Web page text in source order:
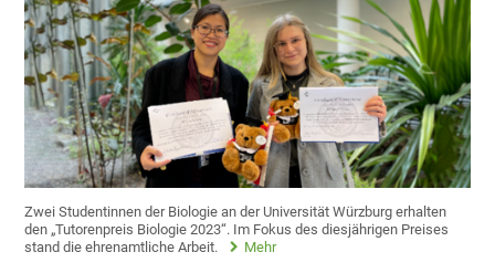
Zwei Studentinnen der Biologie an der Universität Würzburg erhalten
den „Tutorenpreis Biologie 2023“. Im Fokus des diesjährigen Preises
stand die ehrenamtliche Arbeit.
Mehr